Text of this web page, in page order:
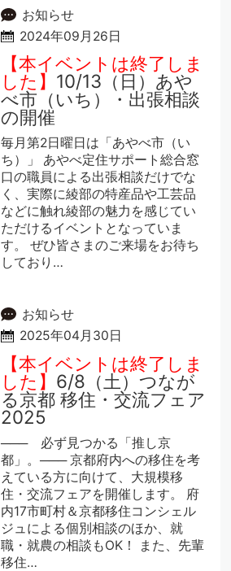
お知らせ
2024年09月26日
【本イベントは終了しま
した】 10/13（日）あや
べ市（いち）・出張相談
の開催
毎月第2日曜日は「あやべ市（い
ち）」 あやべ定住サポート総合窓
口の職員による出張相談だけでな
く、実際に綾部の特産品や工芸品
などに触れ綾部の魅力を感じてい
ただけるイベントとなっていま
す。 ぜひ皆さまのご来場をお待ち
しており…
お知らせ
2025年04月30日
【本イベントは終了しま
した】 6/8（土）つなが
る京都 移住・交流フェア
2025
─── 必ず見つかる「推し京
都」。─── 京都府内への移住を考
えている方に向けて、大規模移
住・交流フェアを開催します。 府
内17市町村＆京都移住コンシェル
ジュによる個別相談のほか、就
職・就農の相談もOK！ また、先輩
移住…